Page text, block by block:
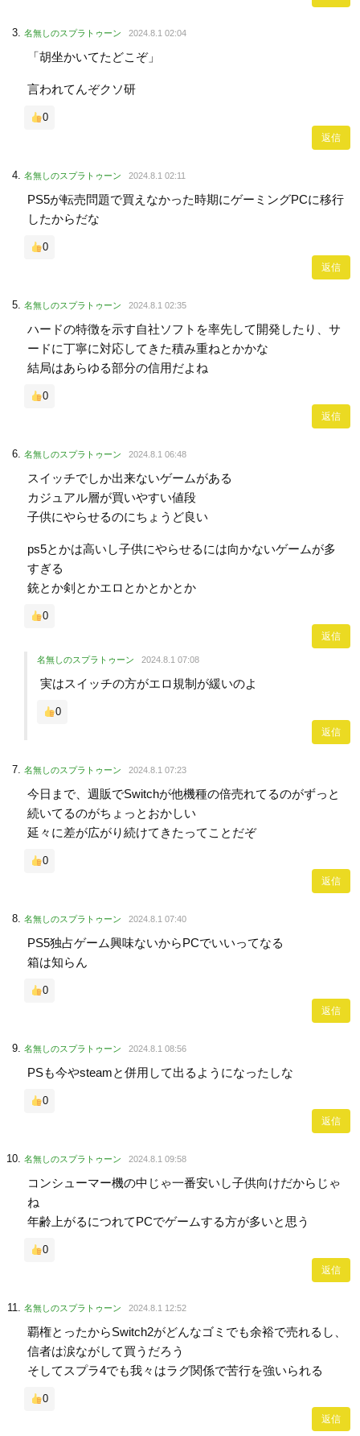
名無しのスプラトゥーン 2024.8.1 02:04
「胡坐かいてたどこぞ」
言われてんぞクソ研
0
返信
名無しのスプラトゥーン 2024.8.1 02:11
PS5が転売問題で買えなかった時期にゲーミングPCに移行
したからだな
0
返信
名無しのスプラトゥーン 2024.8.1 02:35
ハードの特徴を示す自社ソフトを率先して開発したり、サ
ードに丁寧に対応してきた積み重ねとかかな
結局はあらゆる部分の信用だよね
0
返信
名無しのスプラトゥーン 2024.8.1 06:48
スイッチでしか出来ないゲームがある
カジュアル層が買いやすい値段
子供にやらせるのにちょうど良い
ps5とかは高いし子供にやらせるには向かないゲームが多
すぎる
銃とか剣とかエロとかとかとか
0
返信
名無しのスプラトゥーン 2024.8.1 07:08
実はスイッチの方がエロ規制が緩いのよ
0
返信
名無しのスプラトゥーン 2024.8.1 07:23
今日まで、週販でSwitchが他機種の倍売れてるのがずっと
続いてるのがちょっとおかしい
延々に差が広がり続けてきたってことだぞ
0
返信
名無しのスプラトゥーン 2024.8.1 07:40
PS5独占ゲーム興味ないからPCでいいってなる
箱は知らん
0
返信
名無しのスプラトゥーン 2024.8.1 08:56
PSも今やsteamと併用して出るようになったしな
0
返信
名無しのスプラトゥーン 2024.8.1 09:58
コンシューマー機の中じゃ一番安いし子供向けだからじゃ
ね
年齢上がるにつれてPCでゲームする方が多いと思う
0
返信
名無しのスプラトゥーン 2024.8.1 12:52
覇権とったからSwitch2がどんなゴミでも余裕で売れるし、
信者は涙ながして買うだろう
そしてスプラ4でも我々はラグ関係で苦行を強いられる
0
返信